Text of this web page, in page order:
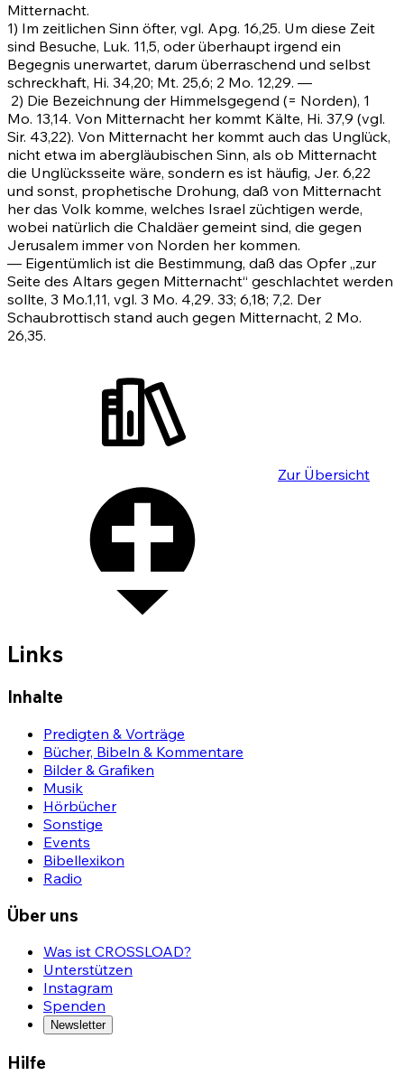
Mitternacht.
1) Im zeitlichen Sinn öfter, vgl. Apg. 16,25. Um diese Zeit
sind Besuche, Luk. 11,5, oder überhaupt irgend ein
Begegnis unerwartet, darum überraschend und selbst
schreckhaft, Hi. 34,20; Mt. 25,6; 2 Mo. 12,29. —
2) Die Bezeichnung der Himmelsgegend (= Norden), 1
Mo. 13,14. Von Mitternacht her kommt Kälte, Hi. 37,9 (vgl.
Sir. 43,22). Von Mitternacht her kommt auch das Unglück,
nicht etwa im abergläubischen Sinn, als ob Mitternacht
die Unglücksseite wäre, sondern es ist häufig, Jer. 6,22
und sonst, prophetische Drohung, daß von Mitternacht
her das Volk komme, welches Israel züchtigen werde,
wobei natürlich die Chaldäer gemeint sind, die gegen
Jerusalem immer von Norden her kommen.
— Eigentümlich ist die Bestimmung, daß das Opfer „zur
Seite des Altars gegen Mitternacht“ geschlachtet werden
sollte, 3 Mo.1,11, vgl. 3 Mo. 4,29. 33; 6,18; 7,2. Der
Schaubrottisch stand auch gegen Mitternacht, 2 Mo.
26,35.
Zur Übersicht
Links
Inhalte
Predigten & Vorträge
Bücher, Bibeln & Kommentare
Bilder & Grafiken
Musik
Hörbücher
Sonstige
Events
Bibellexikon
Radio
Über uns
Was ist CROSSLOAD?
Unterstützen
Instagram
Spenden
Newsletter
Hilfe